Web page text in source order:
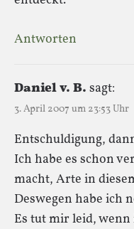
Antworten
Daniel v. B. sagt:
3. April 2007 um 23:53 Uhr
Entschuldigung,
Ich habe es schon
macht, Arte in
Deswegen habe ich
Es tut mir leid,